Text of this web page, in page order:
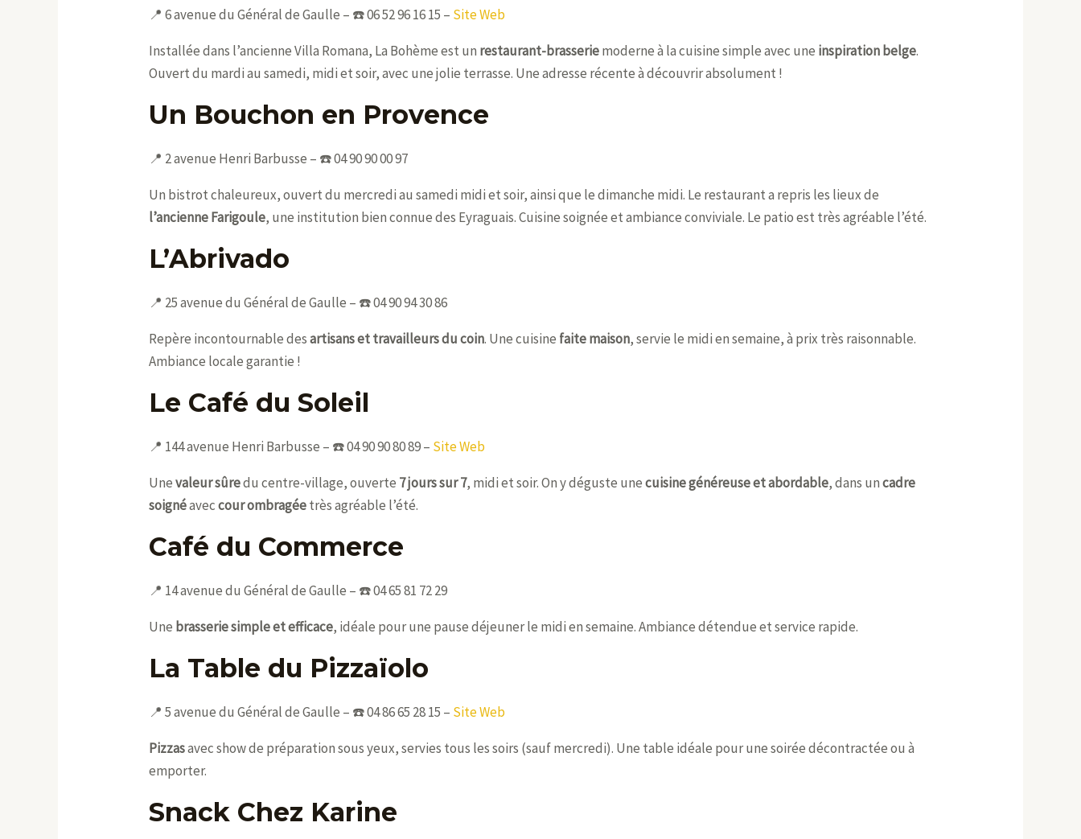
📍 6 avenue du Général de Gaulle – ☎️ 06 52 96 16 15 – Site Web
Installée dans l’ancienne Villa Romana, La Bohème est un restaurant-brasseriemoderne à la cuisine simple avec une inspiration belge.
Ouvert du mardi au samedi, midi et soir, avec une jolie terrasse. Une adresse récente à découvrir absolument !
Un Bouchon en Provence
📍 2 avenue Henri Barbusse – ☎️ 04 90 90 00 97
Un bistrot chaleureux, ouvert du mercredi au samedi midi et soir, ainsi que le dimanche midi. Le restaurant a repris les lieux de
l’ancienne Farigoule, une institution bien connue des Eyraguais. Cuisine soignée et ambiance conviviale. Le patio est très agréable l’été.
L’Abrivado
📍 25 avenue du Général de Gaulle – ☎️ 04 90 94 30 86
Repère incontournable desartisans et travailleurs du coin. Une cuisine faite maison, servie le midi en semaine, à prix très raisonnable.
Ambiance locale garantie !
Le Café du Soleil
📍 144 avenue Henri Barbusse – ☎️ 04 90 90 80 89 – Site Web
Unevaleur sûredu centre-village, ouverte 7 jours sur 7, midi et soir. On y déguste unecuisine généreuse et abordable, dans uncadre
soignéaveccour ombragéetrès agréable l’été.
Café du Commerce
📍 14 avenue du Général de Gaulle – ☎️ 04 65 81 72 29
Une brasserie simple et efficace, idéale pour une pause déjeuner le midi en semaine. Ambiance détendue et service rapide.
La Table du Pizzaïolo
📍 5 avenue du Général de Gaulle – ☎️ 04 86 65 28 15 – Site Web
Pizzasavec show de préparation sous yeux, servies tous les soirs (sauf mercredi). Une table idéale pour une soirée décontractée ou à
emporter.
Snack Chez Karine